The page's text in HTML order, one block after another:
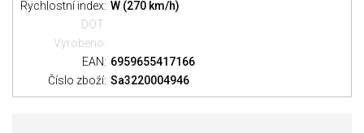
Rychlostní index: W (270 km/h)
DOT:
Vyrobeno:
EAN: 6959655417166
Číslo zboží: Sa3220004946